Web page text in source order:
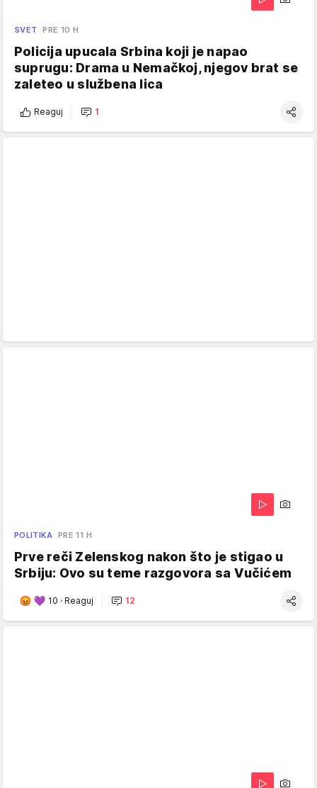
SVET PRE 10 H
Policija upucala Srbina koji je napao
suprugu: Drama u Nemačkoj, njegov brat se
zaleteo u službena lica
Reaguj 1
POLITIKA PRE 11 H
Prve reči Zelenskog nakon što je stigao u
Srbiju: Ovo su teme razgovora sa Vučićem
10 · Reaguj 12